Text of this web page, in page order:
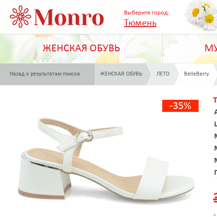
Выберите город:
Тюмень
ЖЕНСКАЯ ОБУВЬ
Назад к результатам поиска ЖЕНСКАЯ ОБУВЬ ЛЕТО BelleBerry
-35%